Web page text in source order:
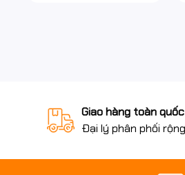
Giao hàng toàn quốc
Đại lý phân phối